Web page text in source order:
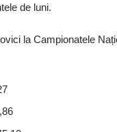
de luni.
la Campionatele